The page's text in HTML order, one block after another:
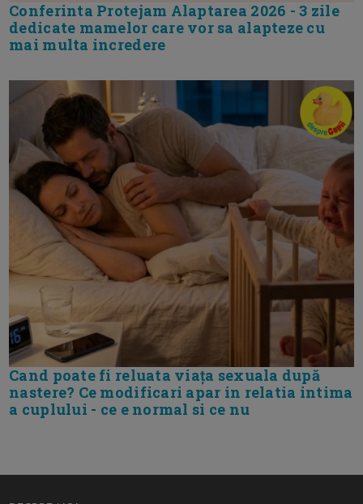
Conferinta Protejam Alaptarea 2026 - 3 zile
dedicate mamelor care vor sa alapteze cu
mai multa incredere
Cand poate fi reluata viața sexuala după
nastere? Ce modificari apar in relatia intima
a cuplului - ce e normal si ce nu